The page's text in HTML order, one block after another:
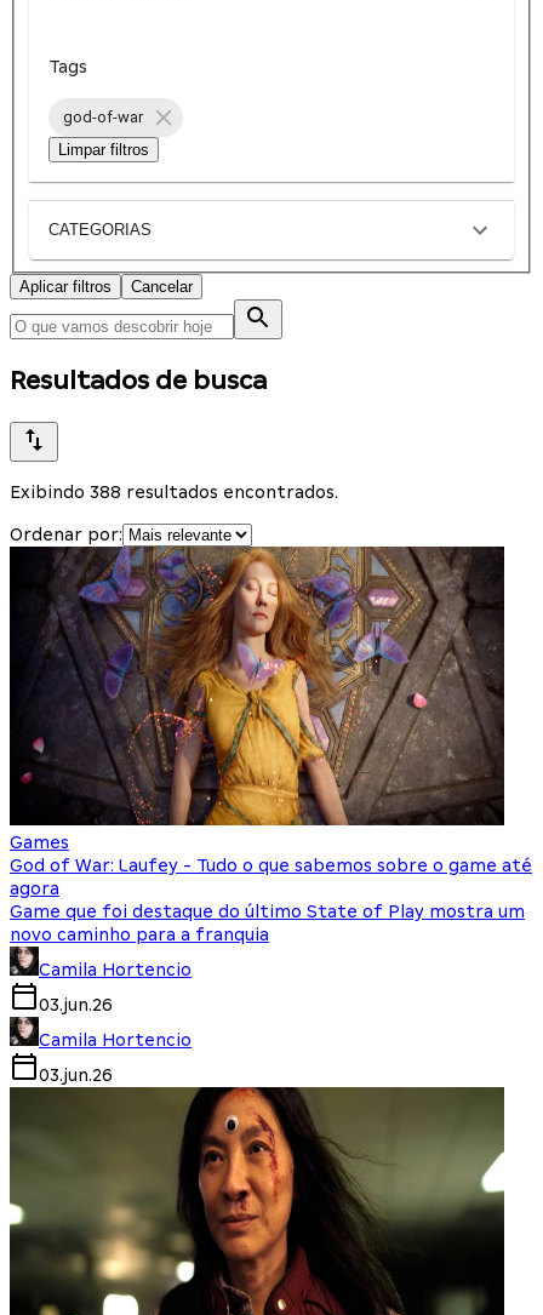
Tags
god-of-war
Limpar filtros
CATEGORIAS
Aplicar filtros Cancelar
Resultados de busca
Exibindo 388 resultados encontrados.
Ordenar por:
Games
God of War: Laufey - Tudo o que sabemos sobre o game até
agora
Game que foi destaque do último State of Play mostra um
novo caminho para a franquia
Camila Hortencio
03.jun.26
Camila Hortencio
03.jun.26